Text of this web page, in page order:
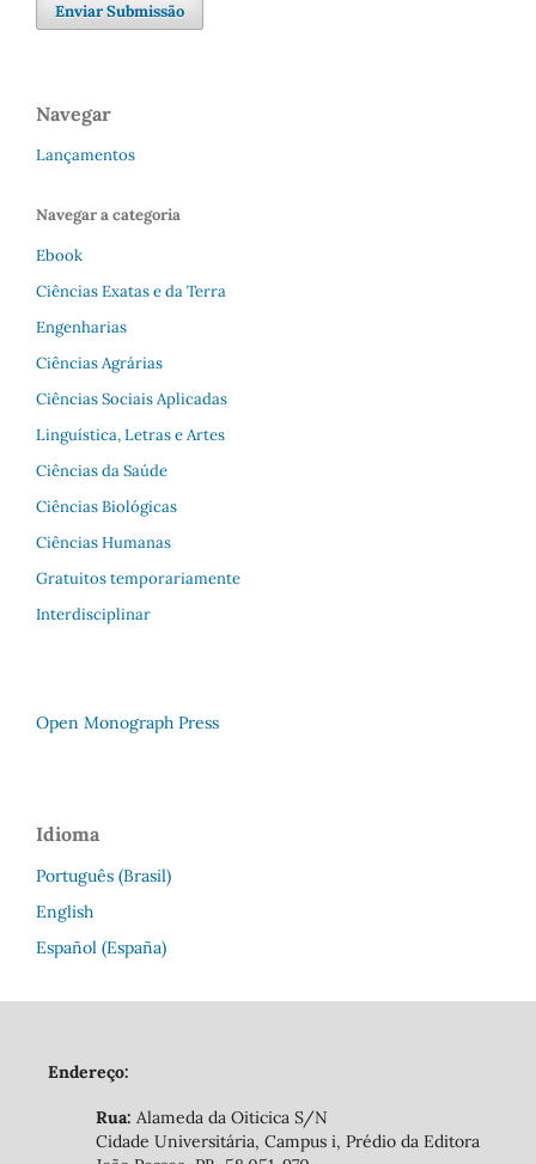
Enviar Submissão
Navegar
Lançamentos
Navegar a categoria
Ebook
Ciências Exatas e da Terra
Engenharias
Ciências Agrárias
Ciências Sociais Aplicadas
Linguística, Letras e Artes
Ciências da Saúde
Ciências Biológicas
Ciências Humanas
Gratuitos temporariamente
Interdisciplinar
Open Monograph Press
Idioma
Português (Brasil)
English
Español (España)
Endereço:
Rua: Alameda da Oiticica S/N
Cidade Universitária, Campus i, Prédio da Editora